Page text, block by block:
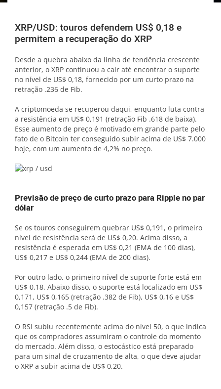
XRP/USD: touros defendem US$ 0,18 e
permitem a recuperação do XRP
Desde a quebra abaixo da linha de tendência crescente
anterior, o XRP continuou a cair até encontrar o suporte
no nível de US$ 0,18, fornecido por um curto prazo na
retração .236 de Fib.
A criptomoeda se recuperou daqui, enquanto luta contra
a resistência em US$ 0,191 (retração Fib .618 de baixa).
Esse aumento de preço é motivado em grande parte pelo
fato de o Bitcoin ter conseguido subir acima de US$ 7.000
hoje, com um aumento de 4,2% no preço.
Previsão de preço de curto prazo para Ripple no par
dólar
Se os touros conseguirem quebrar US$ 0,191, o primeiro
nível de resistência será de US$ 0,20. Acima disso, a
resistência é esperada em US$ 0,21 (EMA de 100 dias),
US$ 0,217 e US$ 0,244 (EMA de 200 dias).
Por outro lado, o primeiro nível de suporte forte está em
US$ 0,18. Abaixo disso, o suporte está localizado em US$
0,171, US$ 0,165 (retração .382 de Fib), US$ 0,16 e US$
0,157 (retração .5 de Fib).
O RSI subiu recentemente acima do nível 50, o que indica
que os compradores assumiram o controle do momento
do mercado. Além disso, o estocástico está preparado
para um sinal de cruzamento de alta, o que deve ajudar
o XRP a subir acima de US$ 0,20.